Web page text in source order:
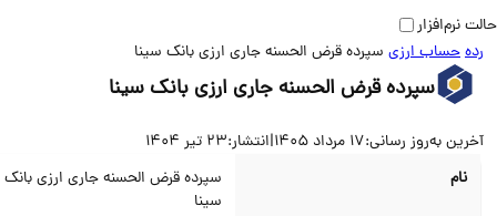
حساب ارزی سپرده قرض الحسنه جاری ارزی بانک سینا
سپرده قرض الحسنه جاری ارزی بانک سینا
به‌روز رسانی:17 مرداد 1405 |انتشار:23 تیر 1404
سپرده قرض الحسنه جاری ارزی بانک